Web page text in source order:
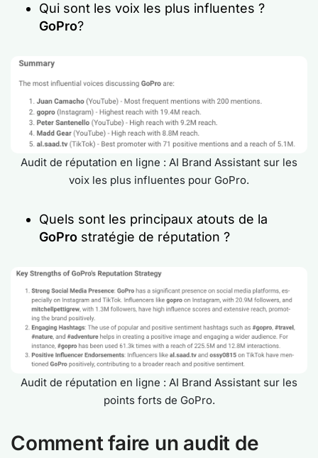
Qui sont les voix les plus influentes ?
GoPro?
Audit de réputation en ligne : AI Brand Assistant sur les
voix les plus influentes pour GoPro.
Quels sont les principaux atouts de la
GoPro stratégie de réputation ?
Audit de réputation en ligne : AI Brand Assistant sur les
points forts de GoPro.
Comment faire un audit de